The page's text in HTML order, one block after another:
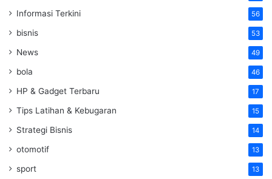
Informasi Terkini 56
bisnis 53
News 49
bola 46
HP & Gadget Terbaru 17
Tips Latihan & Kebugaran 15
Strategi Bisnis 14
otomotif 13
sport 13